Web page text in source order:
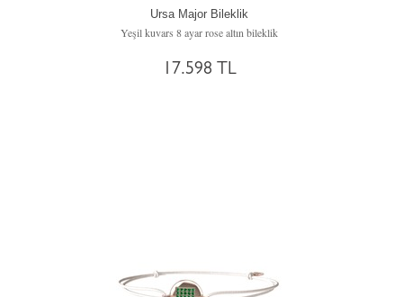
Ursa Major Bileklik
Yeşil kuvars 8 ayar rose altın bileklik
17.598 TL